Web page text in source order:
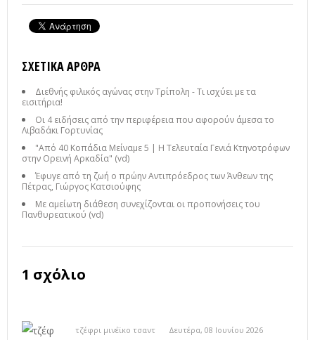
ΣΧΕΤΙΚΆ ΆΡΘΡΑ
Διεθνής φιλικός αγώνας στην Τρίπολη - Τι ισχύει με τα
εισιτήρια!
Οι 4 ειδήσεις από την περιφέρεια που αφορούν άμεσα το
Λιβαδάκι Γορτυνίας
"Από 40 Κοπάδια Μείναμε 5 | Η Τελευταία Γενιά Κτηνοτρόφων
στην Ορεινή Αρκαδία" (vd)
Έφυγε από τη ζωή ο πρώην Αντιπρόεδρος των Άνθεων της
Πέτρας, Γιώργος Κατσιούφης
Με αμείωτη διάθεση συνεχίζονται οι προπονήσεις του
Πανθυρεατικού (vd)
1 σχόλιο
τζέφρι μινέϊκο τσαντ
Δευτέρα, 08 Ιουνίου 2026